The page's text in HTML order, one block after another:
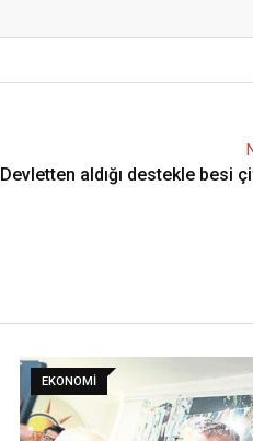
Devletten aldığı destekle besi
EKONOMI